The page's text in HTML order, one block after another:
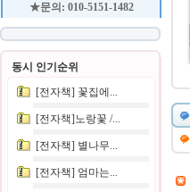
★문의: 010-5151-1482
동시 인기순위
[전자책] 꽃집에...
[전자책]노랑꽃 /...
[전자책] 별나무...
[전자책] 엄마는...